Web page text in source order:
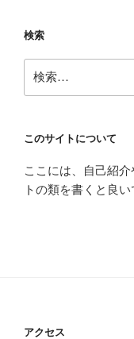
検索
索:
このサイトについて
ここには、自己紹
トの類を書くと良い
アクセス